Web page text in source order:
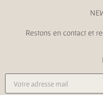
Restons en contact et